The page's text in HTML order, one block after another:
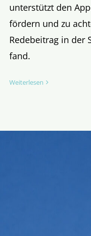
unterstützt den
fördern und zu
Redebeitrag in der
fand.
Weiterlesen